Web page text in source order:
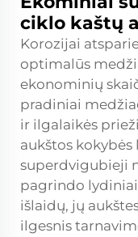
ciklo kaštų
Korozijai
optimalūs
ekonominių
pradiniai
ir ilgalaikės
aukštos
superdvigubieji
pagrindo
išlaidų, jų
ilgesnis